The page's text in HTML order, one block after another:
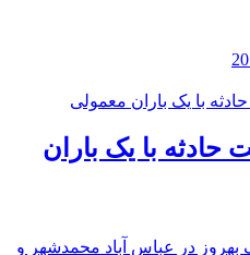
حادثه با یک باران